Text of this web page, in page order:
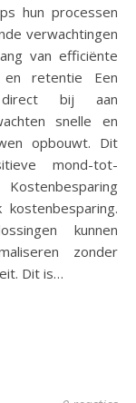
hun processen
verwachtingen
van efficiënte
en retentie Een
direct bij aan
snelle en
opbouwt. Dit
mond-tot-
kunnen
zonder
Dit is…